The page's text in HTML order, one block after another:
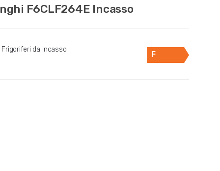
F6CLF264E Incasso
Frigoriferi da incasso
F